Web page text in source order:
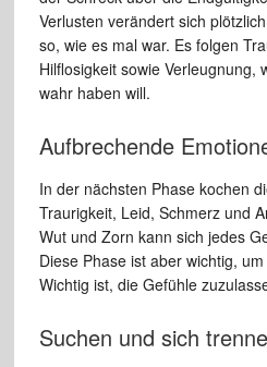
Verlusten verändert sich
so, wie es mal war. Es folgen
Hilflosigkeit sowie Verleugnung,
wahr haben will.
Aufbrechende
In der nächsten Phase kochen
Traurigkeit, Leid, Schmerz und
Wut und Zorn kann sich jedes
Diese Phase ist aber wichtig,
Wichtig ist, die Gefühle
Suchen und sich